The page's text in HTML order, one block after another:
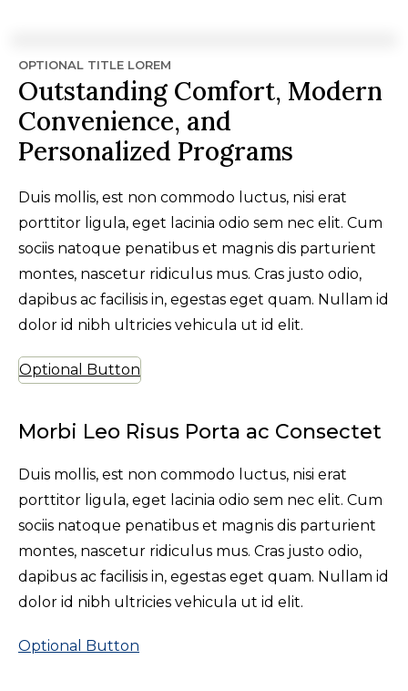
OPTIONAL TITLE LOREM
Outstanding Comfort, Modern
Convenience, and
Personalized Programs
Duis mollis, est non commodo luctus, nisi erat
porttitor ligula, eget lacinia odio sem nec elit. Cum
sociis natoque penatibus et magnis dis parturient
montes, nascetur ridiculus mus. Cras justo odio,
dapibus ac facilisis in, egestas eget quam. Nullam id
dolor id nibh ultricies vehicula ut id elit.
Optional Button
Morbi Leo Risus Porta ac Consectet
Duis mollis, est non commodo luctus, nisi erat
porttitor ligula, eget lacinia odio sem nec elit. Cum
sociis natoque penatibus et magnis dis parturient
montes, nascetur ridiculus mus. Cras justo odio,
dapibus ac facilisis in, egestas eget quam. Nullam id
dolor id nibh ultricies vehicula ut id elit.
Optional Button